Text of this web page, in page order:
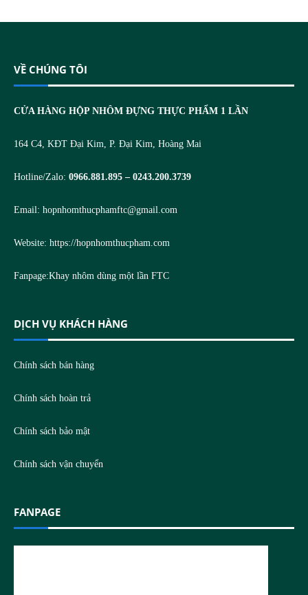
VỀ CHÚNG TÔI
CỬA HÀNG HỘP NHÔM ĐỰNG THỰC PHẨM 1 LẦN
164 C4, KĐT Đại Kim, P. Đại Kim, Hoàng Mai
Hotline/Zalo: 0966.881.895 – 0243.200.3739
Email: hopnhomthucphamftc@gmail.com
Website: https://hopnhomthucpham.com
Fanpage:Khay nhôm dùng một lần FTC
DỊCH VỤ KHÁCH HÀNG
Chính sách bán hàng
Chính sách hoàn trả
Chính sách bảo mật
Chính sách vận chuyển
FANPAGE